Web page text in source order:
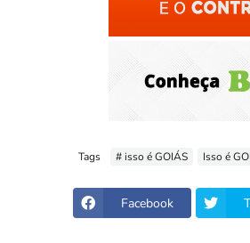
Tags # isso é GOIÁS Isso é
Facebook